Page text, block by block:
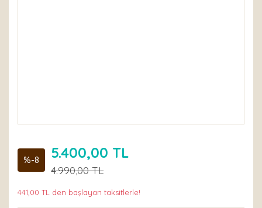
%-8 5.400,00 TL
4.990,00 TL
441,00 TL den başlayan taksitlerle!